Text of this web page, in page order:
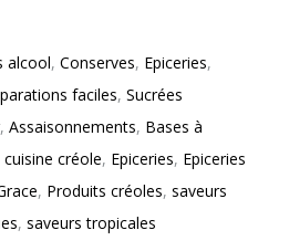
alcool, Conserves, Epiceries,
faciles, Sucrées
, Assaisonnements, Bases à
cuisine créole, Epiceries, Epiceries
, Produits créoles, saveurs
, saveurs tropicales